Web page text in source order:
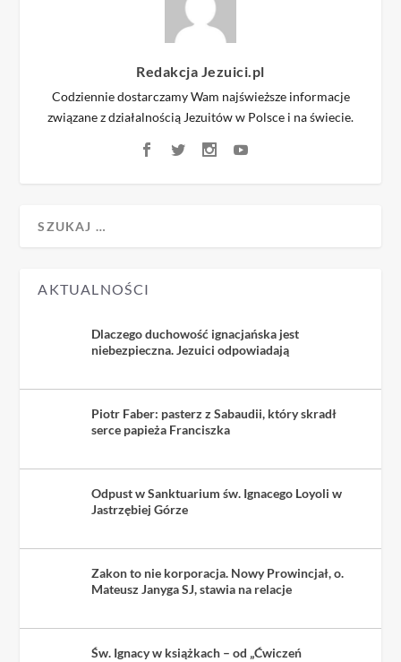
Redakcja Jezuici.pl
Codziennie dostarczamy Wam najświeższe informacje
związane z działalnością Jezuitów w Polsce i na świecie.
AKTUALNOŚCI
Dlaczego duchowość ignacjańska jest
niebezpieczna. Jezuici odpowiadają
Piotr Faber: pasterz z Sabaudii, który skradł
serce papieża Franciszka
Odpust w Sanktuarium św. Ignacego Loyoli w
Jastrzębiej Górze
Zakon to nie korporacja. Nowy Prowincjał, o.
Mateusz Janyga SJ, stawia na relacje
Św. Ignacy w książkach – od „Ćwiczeń